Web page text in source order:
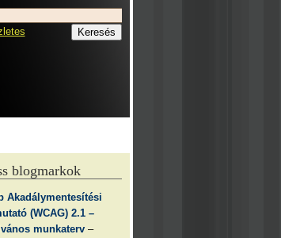
blogmarkok
Akadálymentesítési
(WCAG) 2.1 –
munkaterv –